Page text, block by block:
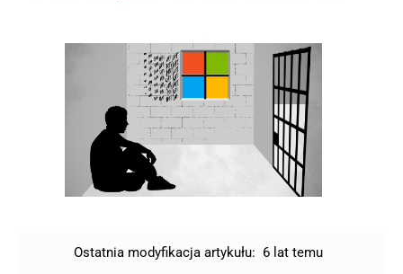
Ostatnia modyfikacja artykułu: 6 lat temu